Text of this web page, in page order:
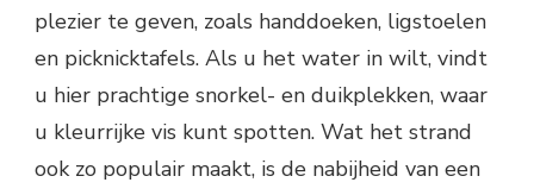
plezier te geven, zoals handdoeken, ligstoelen
en picknicktafels. Als u het water in wilt, vindt
u hier prachtige snorkel- en duikplekken, waar
u kleurrijke vis kunt spotten. Wat het strand
ook zo populair maakt, is de nabijheid van een